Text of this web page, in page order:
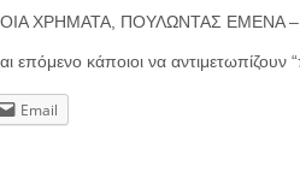
ΧΡΗΜΑΤΑ, ΠΟΥΛΩΝΤΑΣ ΕΜΕΝΑ
επόμενο κάποιοι να αντιμετωπίζουν
Email